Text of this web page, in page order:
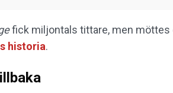
fick miljontals tittare, men möttes
historia.